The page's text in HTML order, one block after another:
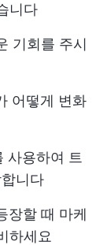
니다
기회를 주시
어떻게 변화
사용하여 트
니다
장할 때 마케
하세요